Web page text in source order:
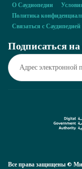
О Саудиопедии
Политика
Связаться с Саудипедией
Подписаться
Все права защищены ©